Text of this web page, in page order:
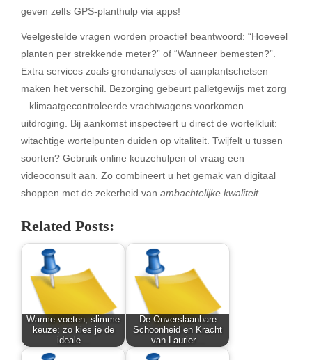
geven zelfs GPS-planthulp via apps!
Veelgestelde vragen worden proactief beantwoord: “Hoeveel
planten per strekkende meter?” of “Wanneer bemesten?”.
Extra services zoals grondanalyses of aanplantschetsen
maken het verschil. Bezorging gebeurt palletgewijs met zorg
– klimaatgecontroleerde vrachtwagens voorkomen
uitdroging. Bij aankomst inspecteert u direct de wortelkluit:
witachtige wortelpunten duiden op vitaliteit. Twijfelt u tussen
soorten? Gebruik online keuzehulpen of vraag een
videoconsult aan. Zo combineert u het gemak van digitaal
shoppen met de zekerheid van ambachtelijke kwaliteit.
Related Posts:
Warme voeten, slimme
keuze: zo kies je de
ideale…
De Onverslaanbare
Schoonheid en Kracht
van Laurier…